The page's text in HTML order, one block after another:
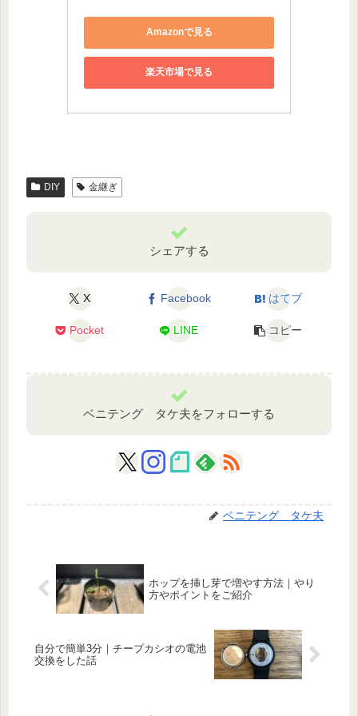
Amazonで見る
楽天市場で見る
DIY 金継ぎ
シェアする
X Facebook はてブ
Pocket LINE コピー
ベニテング タケ夫をフォローする
ベニテング タケ夫
ホップを挿し芽で増やす方法｜やり
方やポイントをご紹介
自分で簡単3分｜チープカシオの電池
交換をした話